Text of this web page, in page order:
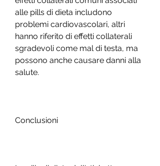
alle pills di dieta includono
problemi cardiovascolari, altri
hanno riferito di effetti collaterali
sgradevoli come mal di testa, ma
possono anche causare danni alla
salute.
Conclusioni